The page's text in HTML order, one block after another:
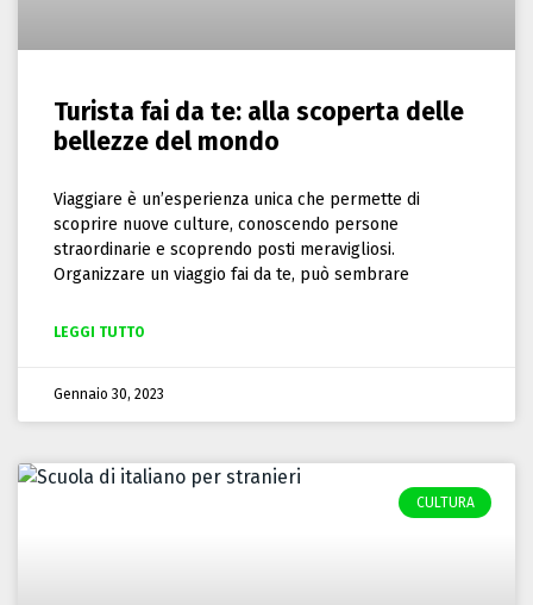
Turista fai da te: alla scoperta delle
bellezze del mondo
Viaggiare è un’esperienza unica che permette di
scoprire nuove culture, conoscendo persone
straordinarie e scoprendo posti meravigliosi.
Organizzare un viaggio fai da te, può sembrare
LEGGI TUTTO
Gennaio 30, 2023
CULTURA